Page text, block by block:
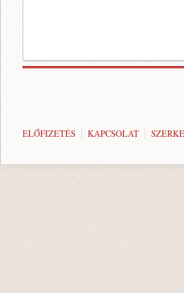
ELŐFIZETÉS KAPCSOLAT